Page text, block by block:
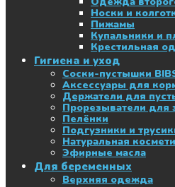
Носки и
Пижамы
Купальники и
Крестильная
Гигиена и уход
Соски-пустышки
Аксессуары для
Держатели для
Прорезыватели для
Пелёнки
Подгузники и
Натуральная
Эфирные масла
Для беременных
Верхняя одежда